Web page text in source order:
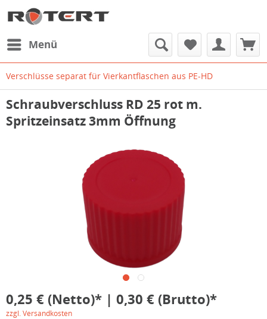
Menü
Verschlüsse separat für Vierkantflaschen aus PE-HD
Schraubverschluss RD 25 rot m.
Spritzeinsatz 3mm Öffnung
0,25 € (Netto)* | 0,30 € (Brutto)*
zzgl. Versandkosten